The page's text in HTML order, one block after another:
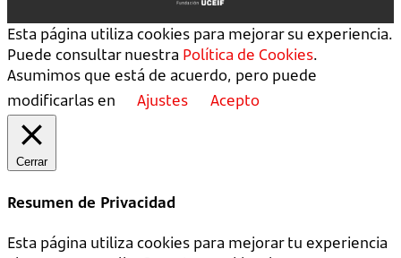
Esta página utiliza cookies para mejorar su experiencia.
Puede consultar nuestra Política de Cookies.
Asumimos que está de acuerdo, pero puede
modificarlas en
Ajustes Acepto
Cerrar
Resumen de Privacidad
Esta página utiliza cookies para mejorar tu experiencia